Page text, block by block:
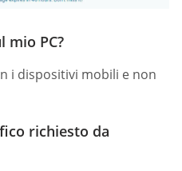
mio PC?
i dispositivi mobili e non
richiesto da